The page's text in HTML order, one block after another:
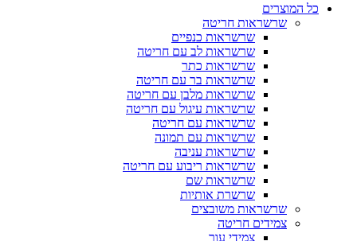
כל המוצרים
שרשראות חריטה
שרשראות כנפיים
שרשראות לב עם חריטה
שרשראות כתר
שרשראות בר עם חריטה
שרשראות מלבן עם חריטה
שרשראות עיגול עם חריטה
שרשראות עם חריטה
שרשראות עם תמונה
שרשראות עניבה
שרשראות ריבוע עם חריטה
שרשראות שם
שרשרת אותיות
שרשראות משובצים
צמידים חריטה
צמידי עור